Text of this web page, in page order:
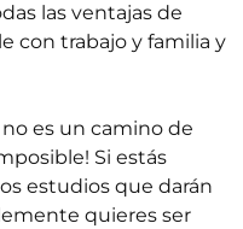
las ventajas de
con trabajo y familia y
es un camino de
Si estás
estudios que darán
quieres ser